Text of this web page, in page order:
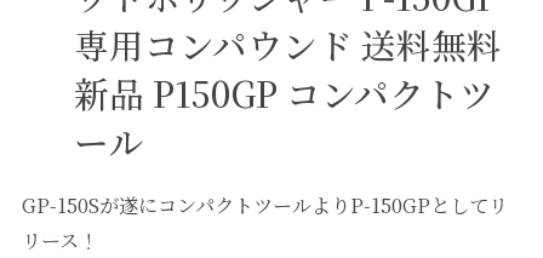
専用コンパウンド 送料無料
新品 P150GP コンパクトツ
ール
GP-150Sが遂にコンパクトツールよりP-150GPとしてリ
リース！